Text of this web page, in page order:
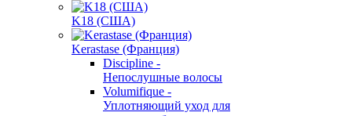
K18 (США)
Kerastase (Франция)
Discipline -
Непослушные волосы
Volumifique -
Уплотняющий уход для